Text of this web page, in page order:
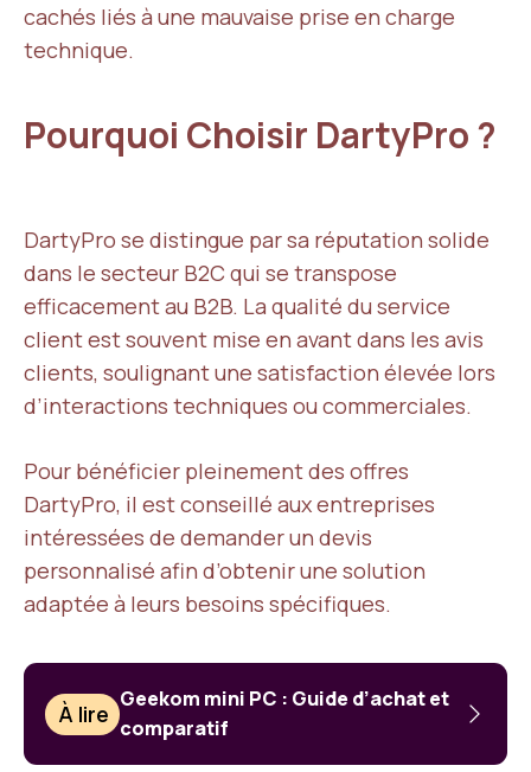
cachés liés à une mauvaise prise en charge
technique.
Pourquoi Choisir DartyPro ?
DartyPro se distingue par sa réputation solide
dans le secteur B2C qui se transpose
efficacement au B2B. La qualité du service
client est souvent mise en avant dans les avis
clients, soulignant une satisfaction élevée lors
d’interactions techniques ou commerciales.
Pour bénéficier pleinement des offres
DartyPro, il est conseillé aux entreprises
intéressées de demander un devis
personnalisé afin d’obtenir une solution
adaptée à leurs besoins spécifiques.
À lire
Geekom mini PC : Guide d’achat et
comparatif